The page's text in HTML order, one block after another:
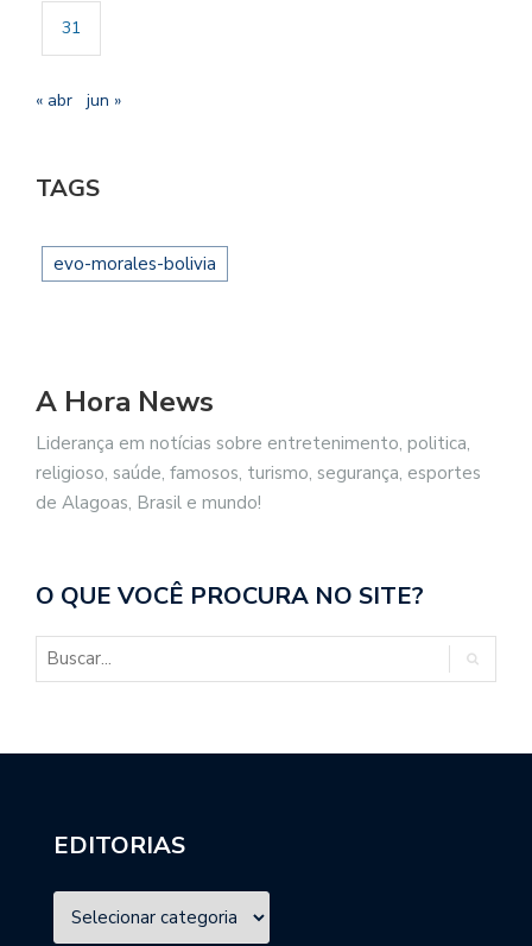
31
« abr jun »
TAGS
evo-morales-bolivia
A Hora News
Liderança em notícias sobre entretenimento, politica,
religioso, saúde, famosos, turismo, segurança, esportes
de Alagoas, Brasil e mundo!
O QUE VOCÊ PROCURA NO SITE?
EDITORIAS